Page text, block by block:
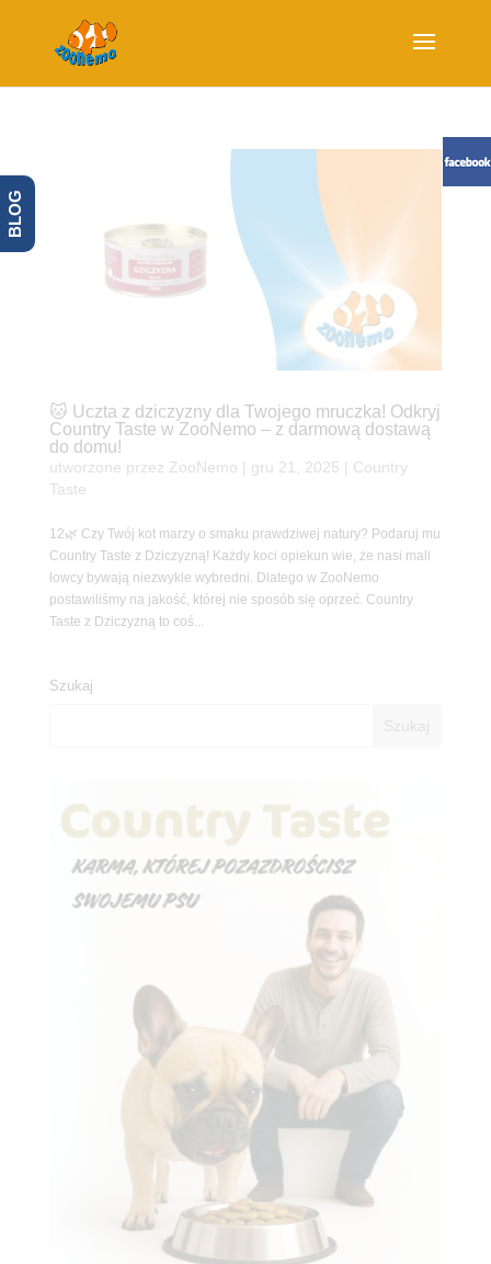
🐱 Uczta z dziczyzny dla Twojego mruczka! Odkryj
Country Taste w ZooNemo – z darmową dostawą
do domu!
utworzone przez ZooNemo gru 21, 2025
Country
Taste
12🌿 Czy Twój kot marzy o smaku prawdziwej natury? Podaruj mu
Country Taste z Dziczyzną! Każdy koci opiekun wie, że nasi mali
łowcy bywają niezwykle wybredni. Dlatego w ZooNemo
postawiliśmy na jakość, której nie sposób się oprzeć. Country
Taste z Dziczyzną to coś...
Szukaj
BLOG